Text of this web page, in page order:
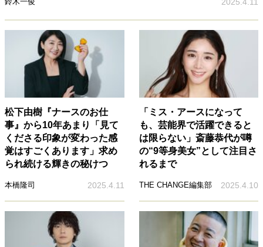
松下由樹『ナースのお仕
事』から10年あまり「見て
くださる印象が変わった感
覚はすごくあります」求め
られ続ける輝きの秘けつ
本橋隆司 2025.4.11
「ミス・アースになって
も、芸能界で活躍できると
は限らない」斎藤恭代が噂
の“9等身美女”として注目さ
れるまで
THE CHANGE編集部 2025.4.10